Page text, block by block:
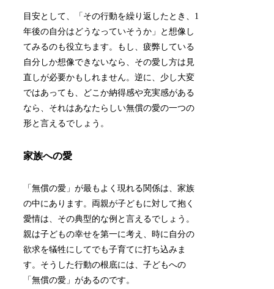
目安として、「その行動を繰り返したとき、1
年後の自分はどうなっていそうか」と想像し
てみるのも役立ちます。もし、疲弊している
自分しか想像できないなら、その愛し方は見
直しが必要かもしれません。逆に、少し大変
ではあっても、どこか納得感や充実感がある
なら、それはあなたらしい無償の愛の一つの
形と言えるでしょう。
家族への愛
「無償の愛」が最もよく現れる関係は、家族
の中にあります。両親が子どもに対して抱く
愛情は、その典型的な例と言えるでしょう。
親は子どもの幸せを第一に考え、時に自分の
欲求を犠牲にしてでも子育てに打ち込みま
す。そうした行動の根底には、子どもへの
「無償の愛」があるのです。